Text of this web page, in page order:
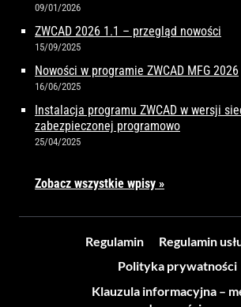
09/01/2026
ZWCAD 2026 1.1 – przegląd nowości
15/09/2025
Nowości w programie ZWCAD MFG 2026
16/06/2025
Instalacja programu ZWCAD w wersji
zabezpieczonej programowo
25/04/2025
Zobacz wszystkie wpisy »
Regulamin
Regulamin
Polityka prywatności
Klauzula informacyjna –